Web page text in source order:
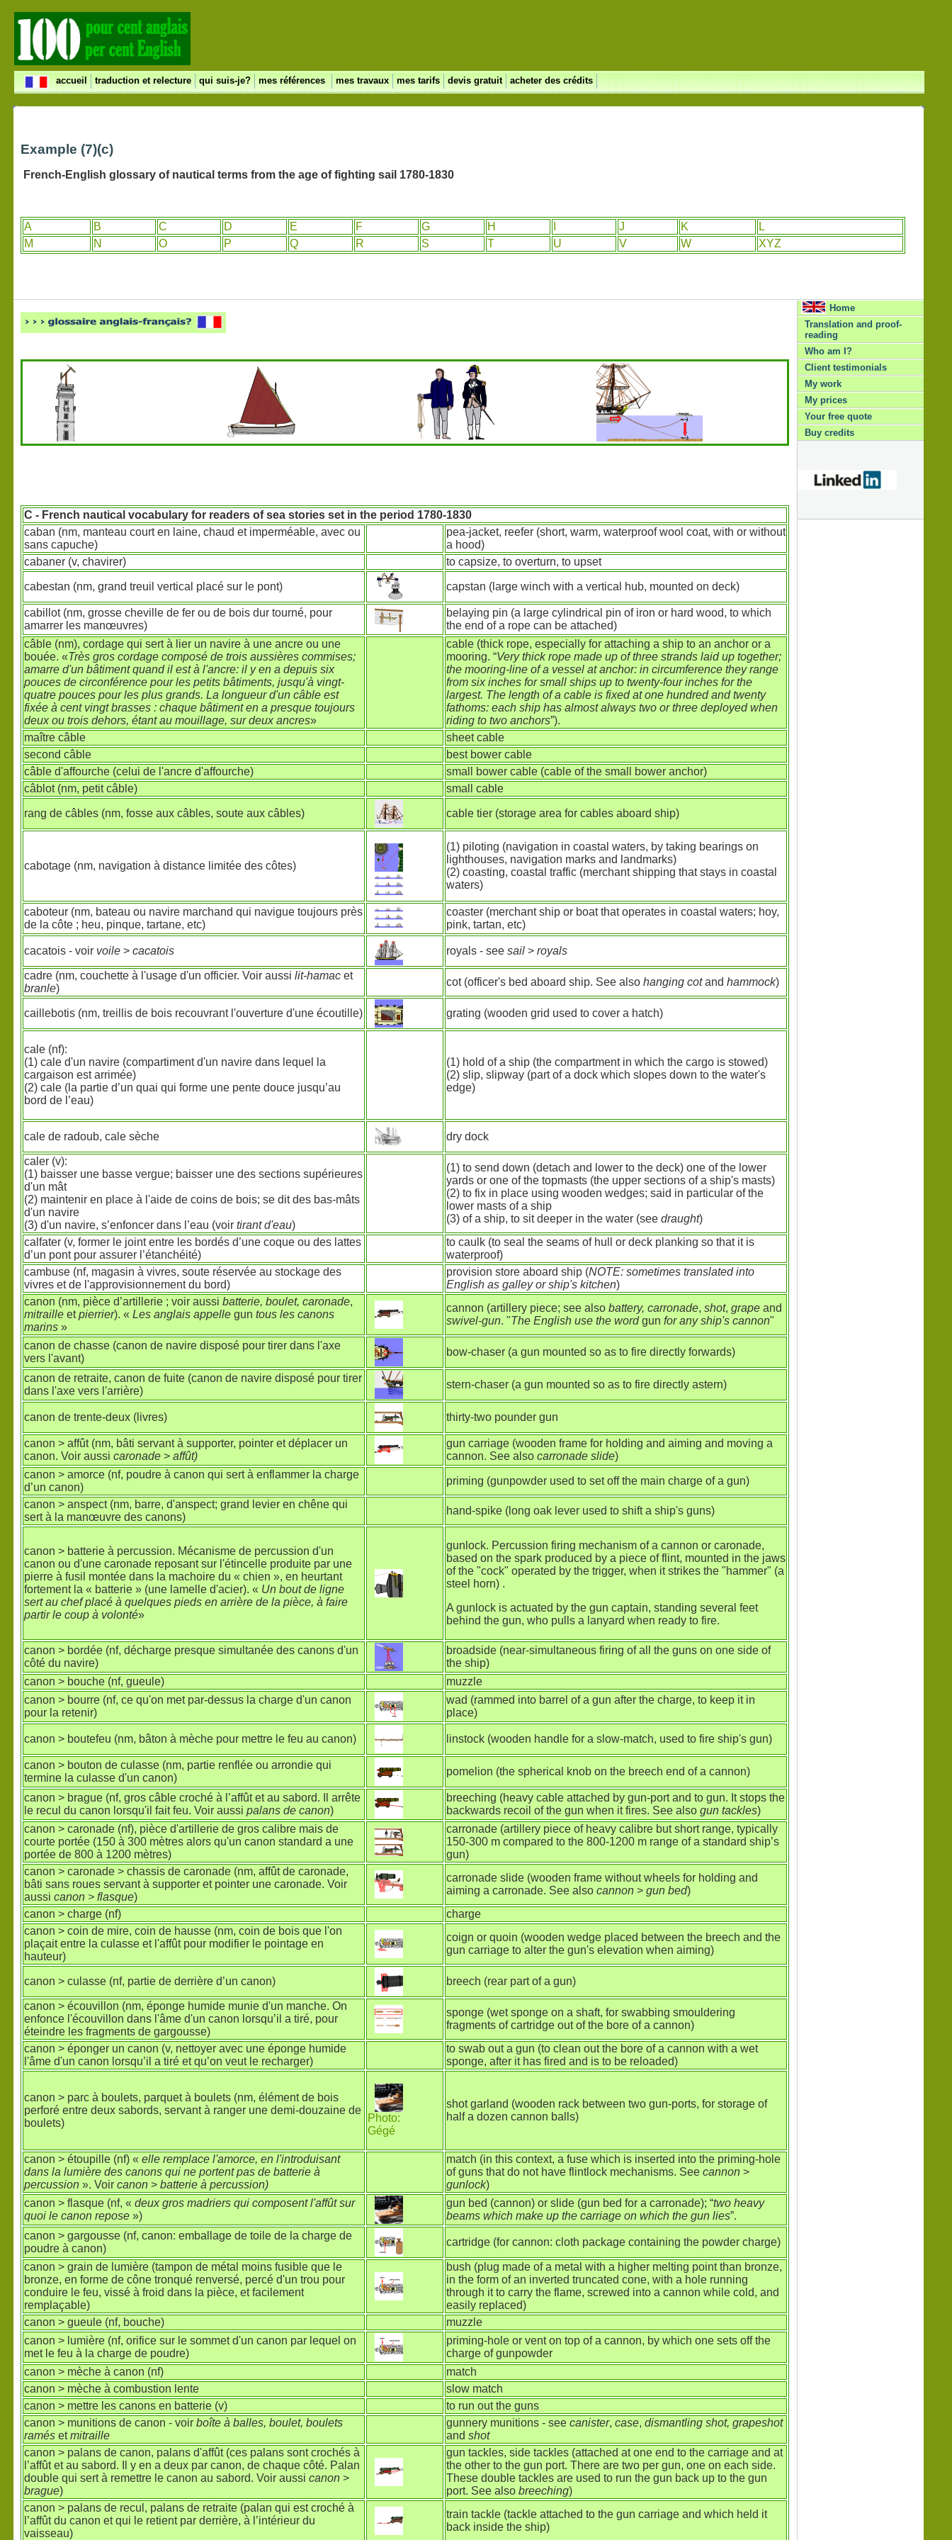
accueil traduction et relecture qui suis-je? mes références mes travaux mes tarifs devis gratuit acheter des crédits
Example (7)(c)
French-English glossary of nautical terms from the age of fighting sail 1780-1830
A B C D E F G H J K
L
M
N O P Q R S T U V W XYZ
Home
Translation and proof-
reading
Who am I?
Client testimonials
My work
My prices
Your free quote
Buy credits
C - French nautical vocabulary for readers of sea stories set in the period 1780-1830
caban (nm, manteau court en laine, chaud et imperméable, avec ou
sans capuche)
pea-jacket, reefer (short, warm, waterproof wool coat, with or without
a hood)
cabaner (v, chavirer)
to capsize, to overturn, to upset
cabestan (nm, grand treuil vertical placé sur le pont) capstan (large winch with a vertical hub, mounted on deck)
cabillot (nm, grosse cheville de fer ou de bois dur tourné, pour
amarrer les manœuvres)
belaying pin (a large cylindrical pin of iron or hard wood, to which
the end of a rope can be attached)
câble (nm), cordage qui sert à lier un navire à une ancre ou une
bouée. «Très gros cordage composé de trois aussières commises;
amarre d'un bâtiment quand il est à l'ancre: il y en a depuis six
pouces de circonférence pour les petits bâtiments, jusqu'à vingt-
quatre pouces pour les plus grands. La longueur d'un câble est
fixée à cent vingt brasses : chaque bâtiment en a presque toujours
deux ou trois dehors, étant au mouillage, sur deux ancres»
cable (thick rope, especially for attaching a ship to an anchor or a
mooring. “Very thick rope made up of three strands laid up together;
the mooring-line of a vessel at anchor: in circumference they range
from six inches for small ships up to twenty-four inches for the
largest. The length of a cable is fixed at one hundred and twenty
fathoms: each ship has almost always two or three deployed when
riding to two anchors”).
maître câble
sheet cable
second câble
best bower cable
câble d'affourche (celui de l'ancre d'affourche)
small bower cable (cable of the small bower anchor)
câblot (nm, petit câble)
small cable
rang de câbles (nm, fosse aux câbles, soute aux câbles) cable tier (storage area for cables aboard ship)
cabotage (nm, navigation à distance limitée des côtes)
(1) piloting (navigation in coastal waters, by taking bearings on
lighthouses, navigation marks and landmarks)
(2) coasting, coastal traffic (merchant shipping that stays in coastal
waters)
caboteur (nm, bateau ou navire marchand qui navigue toujours près
de la côte ; heu, pinque, tartane, etc)
coaster (merchant ship or boat that operates in coastal waters; hoy,
pink, tartan, etc)
cacatois - voir voile > cacatois royals - see sail > royals
cadre (nm, couchette à l'usage d'un officier. Voir aussi lit-hamac et
branle)
cot (officer's bed aboard ship. See also hanging cotand hammock)
caillebotis (nm, treillis de bois recouvrant l'ouverture d'une écoutille) grating (wooden grid used to cover a hatch)
cale (nf):
(1) cale d'un navire (compartiment d'un navire dans lequel la
cargaison est arrimée)
(2) cale (la partie d’un quai qui forme une pente douce jusqu’au
bord de l’eau)
(1) hold of a ship (the compartment in which the cargo is stowed)
(2) slip, slipway (part of a dock which slopes down to the water's
edge)
cale de radoub, cale sèche dry dock
caler (v):
(1) baisser une basse vergue; baisser une des sections supérieures
d'un mât
(2) maintenir en place à l'aide de coins de bois; se dit des bas-mâts
d'un navire
(3) d'un navire, s’enfoncer dans l’eau (voir tirant d'eau)
(1) to send down (detach and lower to the deck) one of the lower
yards or one of the topmasts (the upper sections of a ship's masts)
(2) to fix in place using wooden wedges; said in particular of the
lower masts of a ship
(3) of a ship, to sit deeper in the water (see draught)
calfater (v, former le joint entre les bordés d’une coque ou des lattes
d’un pont pour assurer l’étanchéité)
to caulk (to seal the seams of hull or deck planking so that it is
waterproof)
cambuse (nf, magasin à vivres, soute réservée au stockage des
vivres et de l'approvisionnement du bord)
provision store aboard ship (NOTE: sometimes translated into
English as galley or ship's kitchen)
canon (nm, pièce d’artillerie ; voir aussi batterie, boulet, caronade,
mitraille etpierrier). « Les anglais appelle gun tous les canons
marins »
cannon (artillery piece; see also battery, carronade, shot, grape and
swivel-gun. "The English use the wordgun for any ship's cannon"
canon de chasse (canon de navire disposé pour tirer dans l'axe
vers l'avant)
bow-chaser (a gun mounted so as to fire directly forwards)
canon de retraite, canon de fuite (canon de navire disposé pour tirer
dans l'axe vers l'arrière)
stern-chaser (a gun mounted so as to fire directly astern)
canon de trente-deux (livres) thirty-two pounder gun
canon > affût (nm, bâti servant à supporter, pointer et déplacer un
canon. Voir aussi caronade > affût)
gun carriage (wooden frame for holding and aiming and moving a
cannon. See also carronade slide)
canon > amorce (nf, poudre à canon qui sert à enflammer la charge
d’un canon)
priming (gunpowder used to set off the main charge of a gun)
canon > anspect (nm, barre, d'anspect; grand levier en chêne qui
sert à la manœuvre des canons)
hand-spike (long oak lever used to shift a ship's guns)
canon > batterie à percussion. Mécanisme de percussion d'un
canon ou d'une caronade reposant sur l'étincelle produite par une
pierre à fusil montée dans la machoire du « chien », en heurtant
fortement la « batterie » (une lamelle d'acier). « Un bout de ligne
sert au chef placé à quelques pieds en arrière de la pièce, à faire
partir le coup à volonté»
gunlock. Percussion firing mechanism of a cannon or caronade,
based on the spark produced by a piece of flint, mounted in the jaws
of the "cock" operated by the trigger, when it strikes the "hammer" (a
steel horn) .
A gunlock is actuated by the gun captain, standing several feet
behind the gun, who pulls a lanyard when ready to fire.
canon > bordée (nf, décharge presque simultanée des canons d'un
côté du navire)
broadside (near-simultaneous firing of all the guns on one side of
the ship)
canon > bouche (nf, gueule)
muzzle
canon > bourre (nf, ce qu'on met par-dessus la charge d'un canon
pour la retenir)
wad (rammed into barrel of a gun after the charge, to keep it in
place)
canon > boutefeu (nm, bâton à mèche pour mettre le feu au canon) linstock (wooden handle for a slow-match, used to fire ship's gun)
canon > bouton de culasse (nm, partie renflée ou arrondie qui
termine la culasse d'un canon)
pomelion (the spherical knob on the breech end of a cannon)
canon > brague (nf, gros câble croché à l’affût et au sabord. Il arrête
le recul du canon lorsqu'il fait feu. Voir aussi palans de canon)
breeching (heavy cable attached by gun-port and to gun. It stops the
backwards recoil of the gun when it fires. See also gun tackles)
canon > caronade (nf), pièce d'artillerie de gros calibre mais de
courte portée (150 à 300 mètres alors qu'un canon standard a une
portée de 800 à 1200 mètres)
carronade (artillery piece of heavy calibre but short range, typically
150-300 m compared to the 800-1200 m range of a standard ship’s
gun)
canon > caronade > chassis de caronade (nm, affût de caronade,
bâti sans roues servant à supporter et pointer une caronade. Voir
aussi canon > flasque)
carronade slide (wooden frame without wheels for holding and
aiming a carronade. See also cannon > gun bed)
canon > charge (nf)
charge
canon > coin de mire, coin de hausse (nm, coin de bois que l'on
plaçait entre la culasse et l'affût pour modifier le pointage en
hauteur)
coign or quoin (wooden wedge placed between the breech and the
gun carriage to alter the gun's elevation when aiming)
canon > culasse (nf, partie de derrière d’un canon) breech (rear part of a gun)
canon > écouvillon (nm, éponge humide munie d'un manche. On
enfonce l'écouvillon dans l'âme d'un canon lorsqu’il a tiré, pour
éteindre les fragments de gargousse)
sponge (wet sponge on a shaft, for swabbing smouldering
fragments of cartridge out of the bore of a cannon)
canon > éponger un canon (v, nettoyer avec une éponge humide
l'âme d'un canon lorsqu’il a tiré et qu’on veut le recharger)
to swab out a gun (to clean out the bore of a cannon with a wet
sponge, after it has fired and is to be reloaded)
canon > parc à boulets, parquet à boulets (nm, élément de bois
perforé entre deux sabords, servant à ranger une demi-douzaine de
boulets)
Photo:
Gégé
shot garland (wooden rack between two gun-ports, for storage of
half a dozen cannon balls)
canon > étoupille (nf) « elle remplace l'amorce, en l'introduisant
dans la lumière des canons qui ne portent pas de batterie à
percussion ». Voir canon > batterie à percussion)
match (in this context, a fuse which is inserted into the priming-hole
of guns that do not have flintlock mechanisms. See cannon >
gunlock)
canon > flasque (nf, « deux gros madriers qui composent l'affût sur
quoi le canon repose »)
gun bed (cannon) or slide (gun bed for a carronade); “two heavy
beams which make up the carriage on which the gun lies”.
canon > gargousse (nf, canon: emballage de toile de la charge de
poudre à canon)
cartridge (for cannon: cloth package containing the powder charge)
canon > grain de lumière (tampon de métal moins fusible que le
bronze, en forme de cône tronqué renversé, percé d'un trou pour
conduire le feu, vissé à froid dans la pièce, et facilement
remplaçable)
bush (plug made of a metal with a higher melting point than bronze,
in the form of an inverted truncated cone, with a hole running
through it to carry the flame, screwed into a cannon while cold, and
easily replaced)
canon > gueule (nf, bouche)
muzzle
canon > lumière (nf, orifice sur le sommet d'un canon par lequel on
met le feu à la charge de poudre)
priming-hole or vent on top of a cannon, by which one sets off the
charge of gunpowder
canon > mèche à canon (nf)
match
canon > mèche à combustion lente
slow match
canon > mettre les canons en batterie (v)
to run out the guns
canon > munitions de canon - voir boîte à balles, boulet, boulets
ramés etmitraille
gunnery munitions - see canister, case, dismantling shot, grapeshot
and shot
canon > palans de canon, palans d'affût (ces palans sont crochés à
l’affût et au sabord. Il y en a deux par canon, de chaque côté. Palan
double qui sert à remettre le canon au sabord. Voir aussi canon >
brague)
gun tackles, side tackles (attached at one end to the carriage and at
the other to the gun port. There are two per gun, one on each side.
These double tackles are used to run the gun back up to the gun
port. See also breeching)
canon > palans de recul, palans de retraite (palan qui est croché à
l’affût du canon et qui le retient par derrière, à l’intérieur du
vaisseau)
train tackle (tackle attached to the gun carriage and which held it
back inside the ship)